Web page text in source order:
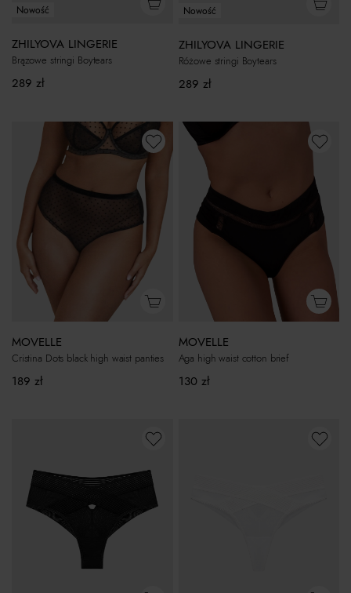
Nowość
ZHILYOVA LINGERIE
Brązowe stringi Boytears
289 zł
Nowość
ZHILYOVA LINGERIE
Różowe stringi Boytears
289 zł
MOVELLE
Cristina Dots black high waist panties
189 zł
MOVELLE
Aga high waist cotton brief
130 zł